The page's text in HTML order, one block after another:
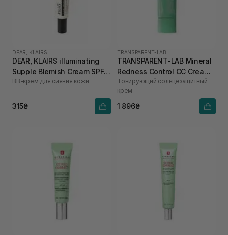
DEAR, KLAIRS
DEAR, KLAIRS illuminating
Supple Blemish Cream SPF
40 10 мл
ВВ-крем для сияния кожи
315₴
TRANSPARENT-LAB
TRANSPARENT-LAB Mineral
Redness Control CC Cream
SPF50 45 мл
Тонирующий солнцезащитный
крем
1 896₴